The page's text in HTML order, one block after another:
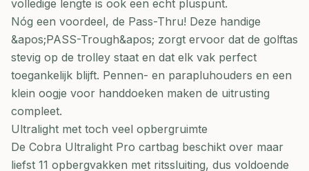
volledige lengte is ook een echt pluspunt.
Nóg een voordeel, de Pass-Thru! Deze handige
&apos;PASS-Trough&apos; zorgt ervoor dat de golftas
stevig op de trolley staat en dat elk vak perfect
toegankelijk blijft. Pennen- en parapluhouders en een
klein oogje voor handdoeken maken de uitrusting
compleet.
Ultralight met toch veel opbergruimte
De Cobra Ultralight Pro cartbag beschikt over maar
liefst 11 opbergvakken met ritssluiting, dus voldoende